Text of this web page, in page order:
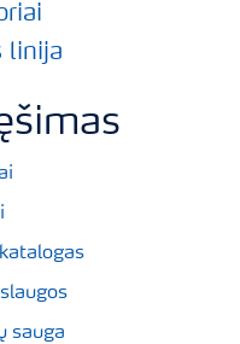
linija
sauga